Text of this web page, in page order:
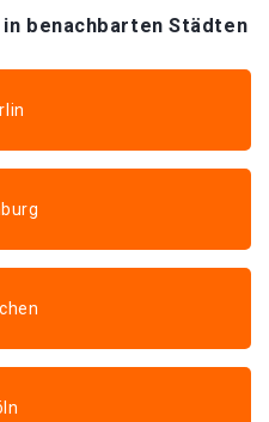
benachbarten Städten